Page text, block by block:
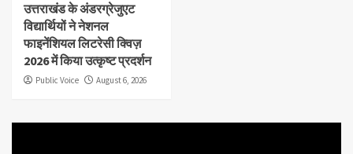
उत्तराखंड के अंडरग्रेजुएट
विद्यार्थियों ने नेशनल
फाइनेंशियल लिटरेसी क्विज़
2026 में किया उत्कृष्ट प्रदर्शन
Public Voice August 6, 2026